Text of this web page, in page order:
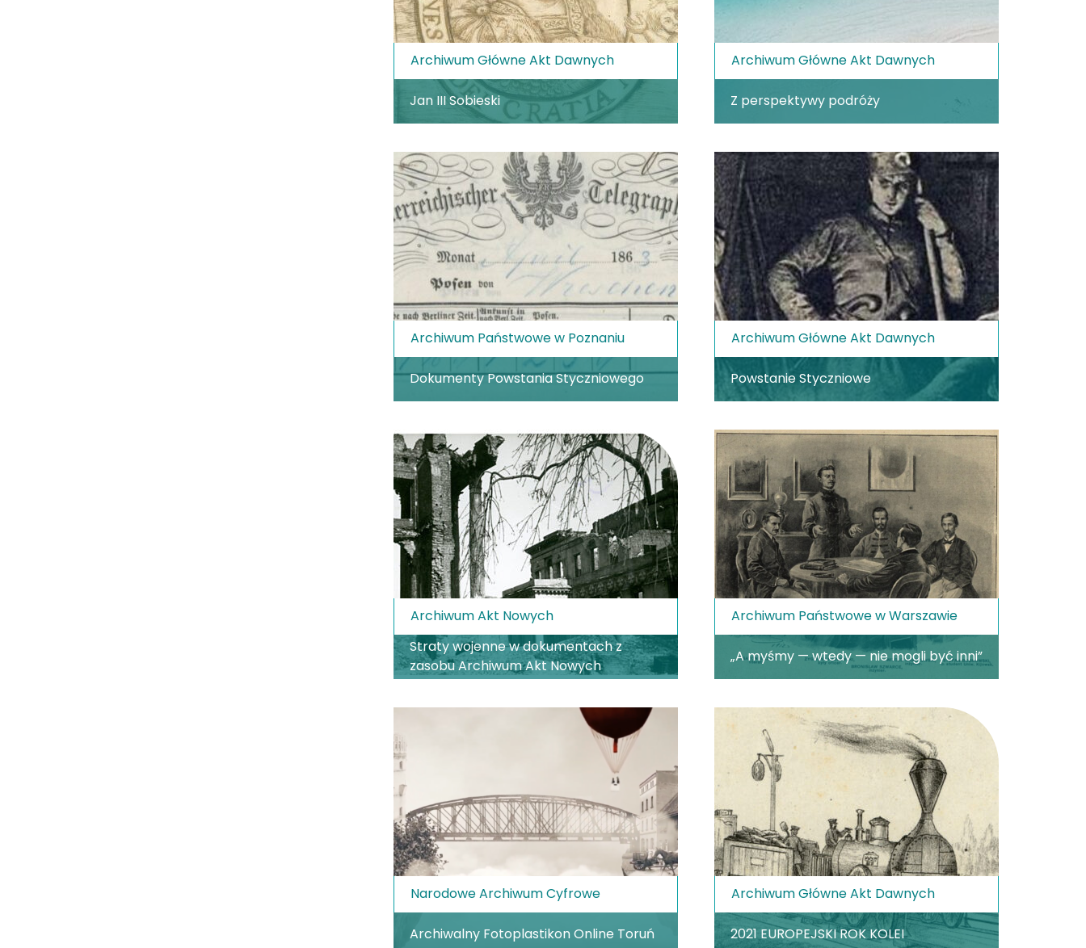
Archiwum Główne Akt Dawnych
Jan III Sobieski
Archiwum Główne Akt Dawnych
Z perspektywy podróży
Archiwum Państwowe w Poznaniu
Dokumenty Powstania Styczniowego
Archiwum Główne Akt Dawnych
Powstanie Styczniowe
Archiwum Akt Nowych
Straty wojenne w dokumentach z
zasobu Archiwum Akt Nowych
Archiwum Państwowe w Warszawie
„A myśmy — wtedy — nie mogli być inni”
Narodowe Archiwum Cyfrowe
Archiwalny Fotoplastikon Online Toruń
Archiwum Główne Akt Dawnych
2021 EUROPEJSKI ROK KOLEI